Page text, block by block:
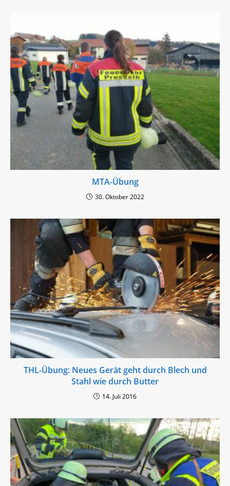
MTA-Übung
30. Oktober 2022
THL-Übung: Neues Gerät geht durch Blech und
Stahl wie durch Butter
14. Juli 2016